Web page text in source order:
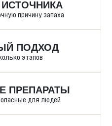
причину запаха
ПОДХОД
этапов
ПРЕПАРАТЫ
для людей